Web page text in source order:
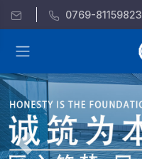
0769-81159823
Previous